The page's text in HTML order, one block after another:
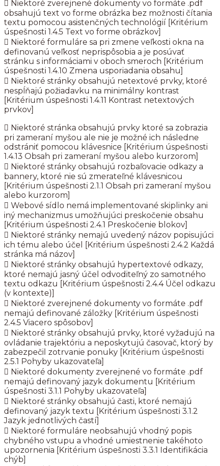
 Niektoré zverejnené dokumenty vo formáte .pdf
obsahujú text vo forme obrázka bez možnosti čítania
textu pomocou asistenčných technológií [Kritérium
úspešnosti 1.4.5 Text vo forme obrázkov]
 Niektoré formuláre sa pri zmene veľkosti okna na
definovanú veľkosť neprispôsobia a je posúvať
stránku s informáciami v oboch smeroch [Kritérium
úspešnosti 1.4.10 Zmena usporiadania obsahu]
 Niektoré stránky obsahujú netextové prvky, ktoré
nespĺňajú požiadavku na minimálny kontrast
[Kritérium úspešnosti 1.4.11 Kontrast netextových
prvkov]
 Niektoré stránka obsahujú prvky ktoré sa zobrazia
pri zameraní myšou ale nie je možné ich následne
odstrániť pomocou klávesnice [Kritérium úspešnosti
1.4.13 Obsah pri zameraní myšou alebo kurzorom]
 Niektoré stránky obsahujú rozbaľovacie odkazy a
bannery, ktoré nie sú zmerateľné klávesnicou
[Kritérium úspešnosti 2.1.1 Obsah pri zameraní myšou
alebo kurzorom]
 Webové sídlo nemá implementované skiplinky ani
iný mechanizmus umožňujúci preskočenie obsahu
[Kritérium úspešnosti 2.4.1 Preskočenie blokov]
 Niektoré stránky nemajú uvedený názov popisujúci
ich tému alebo účel [Kritérium úspešnosti 2.4.2 Každá
stránka má názov]
 Niektoré stránky obsahujú hypertextové odkazy,
ktoré nemajú jasný účel odvoditeľný zo samotného
textu odkazu [Kritérium úspešnosti 2.4.4 Účel odkazu
(v kontexte)]
 Niektoré zverejnené dokumenty vo formáte .pdf
nemajú definované záložky [Kritérium úspešnosti
2.4.5 Viacero spôsobov]
 Niektoré stránky obsahujú prvky, ktoré vyžadujú na
ovládanie trajektóriu a neposkytujú časovač, ktorý by
zabezpečil zotrvanie ponuky [Kritérium úspešnosti
2.5.1 Pohyby ukazovateľa]
 Niektoré dokumenty zverejnené vo formáte .pdf
nemajú definovaný jazyk dokumentu [Kritérium
úspešnosti 3.1.1 Pohyby ukazovateľa]
 Niektoré stránky obsahujú časti, ktoré nemajú
definovaný jazyk textu [Kritérium úspešnosti 3.1.2
Jazyk jednotlivých častí]
 Niektoré formuláre neobsahujú vhodný popis
chybného vstupu a vhodné umiestnenie takéhoto
upozornenia [Kritérium úspešnosti 3.3.1 Identifikácia
chýb]